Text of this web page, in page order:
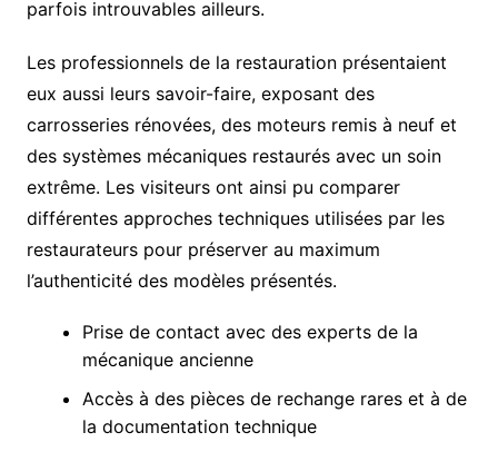
parfois introuvables ailleurs.
Les professionnels de la restauration présentaient
eux aussi leurs savoir-faire, exposant des
carrosseries rénovées, des moteurs remis à neuf et
des systèmes mécaniques restaurés avec un soin
extrême. Les visiteurs ont ainsi pu comparer
différentes approches techniques utilisées par les
restaurateurs pour préserver au maximum
l’authenticité des modèles présentés.
Prise de contact avec des experts de la
mécanique ancienne
Accès à des pièces de rechange rares et à de
la documentation technique